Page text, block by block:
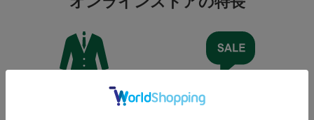
圧倒的な品揃え お買い得情報満載